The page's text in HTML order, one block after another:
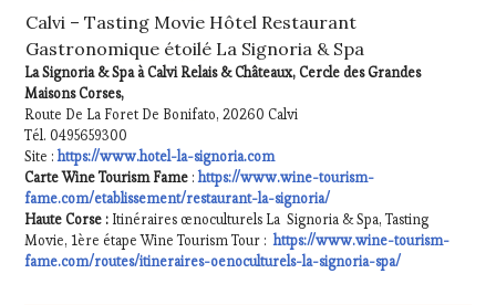
Calvi – Tasting Movie Hôtel Restaurant
Gastronomique étoilé La Signoria & Spa
La Signoria & Spa à Calvi Relais & Châteaux, Cercle des Grandes
Maisons Corses,
Route De La Foret De Bonifato, 20260 Calvi
Tél. 0495659300
Site :https://www.hotel-la-signoria.com
Carte Wine Tourism Fame :https://www.wine-tourism-
fame.com/etablissement/restaurant-la-signoria/
Haute Corse : Itinéraires œnoculturels La Signoria & Spa, Tasting
Movie, 1ère étape Wine Tourism Tour :https://www.wine-tourism-
fame.com/routes/itineraires-oenoculturels-la-signoria-spa/